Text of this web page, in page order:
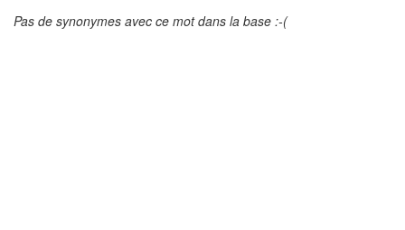
Pas de synonymes avec ce mot dans la base :-(